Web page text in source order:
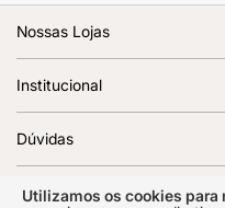
Utilizamos os cookies para
Nossas Lojas
Av. Magalhães de Castro,
05676-120 | 1º Piso
Abrir no Google Maps
Institucional
Dúvidas
Atendimento